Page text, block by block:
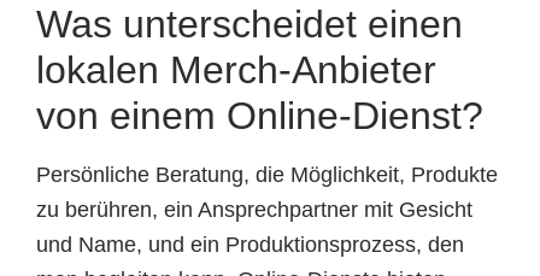
Was unterscheidet einen
lokalen Merch-Anbieter
von einem Online-Dienst?
Persönliche Beratung, die Möglichkeit, Produkte
zu berühren, ein Ansprechpartner mit Gesicht
und Name, und ein Produktionsprozess, den